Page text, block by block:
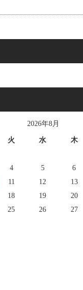
2026年8月
火 水 木
4 5 6
11 12 13
18 19 20
25 26 27